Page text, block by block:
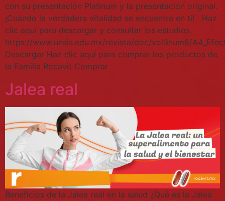
con su presentación Platinum y la presentación original.
¡Cuando la verdadera vitalidad se encuentra en ti! Haz
clic aquí para descargar y consultar los estudios.
https://www.unsis.edu.mx/revista/doc/vol3num8/
Descargar Haz clic aquí para comprar los productos de
la Familia Rocavit Comprar
Jalea real
Beneficios de la Jalea real en la salud ¿Qué es la Jalea